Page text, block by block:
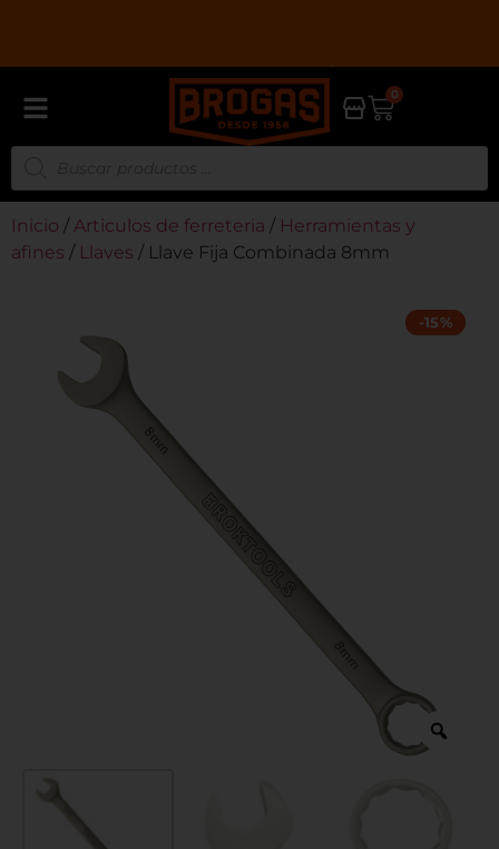
3 CUOTAS CON TARJETA DÉBITO CON GOCUOTAS
0
Inicio /Articulos de ferreteria / Herramientas y
afines / Llaves / Llave Fija Combinada 8mm
-15%